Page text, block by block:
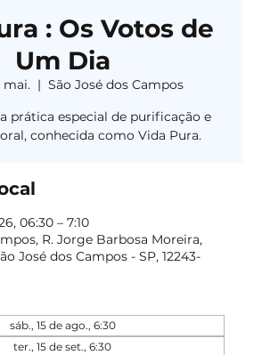
: Os Votos de
Um Dia
mai.
  |
São José dos Campos
prática especial de purificação e
conhecida como Vida Pura.
06:30 – 7:10
R. Jorge Barbosa Moreira,
José dos Campos - SP, 12243-
sáb., 15 de ago., 6:30
ter., 15 de set., 6:30